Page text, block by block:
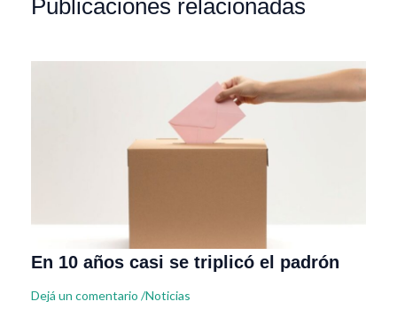
Publicaciones relacionadas
En 10 años casi se triplicó el padrón
Dejá un comentario /Noticias